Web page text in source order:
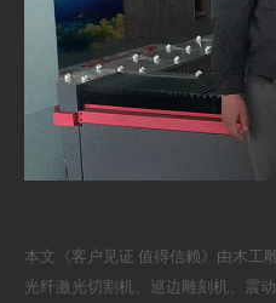
本文《客户见证 值得信赖》由木工
光纤激光切割机
巡边雕刻机 震